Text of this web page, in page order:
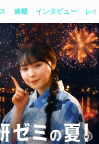
連載 インタビュー レ